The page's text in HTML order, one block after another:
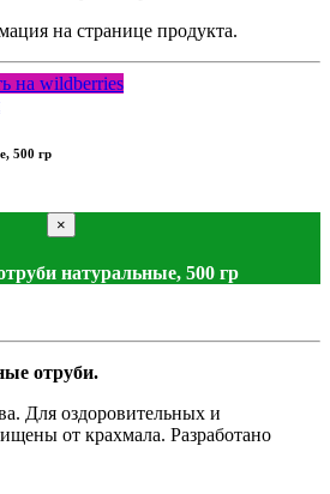
на странице продукта.
на wildberries
500 гр
×
натуральные, 500 гр
отруби.
Для оздоровительных и
от крахмала. Разработано